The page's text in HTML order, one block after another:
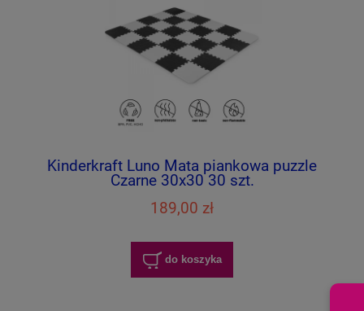
Kinderkraft Luno Mata piankowa puzzle
Czarne 30x30 30 szt.
189,00 zł
do koszyka